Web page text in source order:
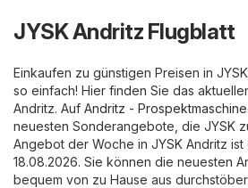
JYSK Andritz Flugblatt
Einkaufen zu günstigen Preisen in
so einfach! Hier finden Sie das
Andritz. Auf Andritz -
neuesten Sonderangebote, die JYSK
Angebot der Woche in JYSK Andritz
18.08.2026. Sie können die neuesten
bequem von zu Hause aus